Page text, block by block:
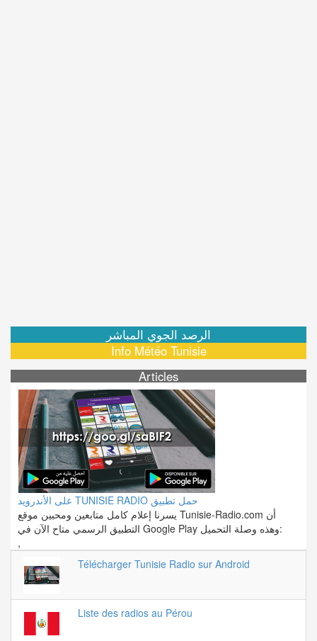
الرصد الجوي المباشر
Info Météo Tunisie
Articles
على الأندرويد TUNISIE RADIO حمل تطبيق
يسرنا إعلام كامل متابعين ومحبين موقع Tunisie-Radio.com أن
التطبيق الرسمي متاح الآن في Google Play وهذه وصلة التحميل:
,
Télécharger Tunisie Radio sur Android
Liste des radios au Pérou